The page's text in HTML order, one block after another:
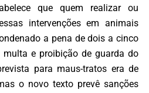
que quem realizar ou
intervenções em animais
a pena de dois a cinco
e proibição de guarda do
para maus-tratos era de
o novo texto prevê sanções